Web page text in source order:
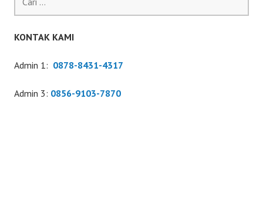
untuk:
KONTAK KAMI
Admin 1: 0878-8431-4317
Admin 3: 0856-9103-7870